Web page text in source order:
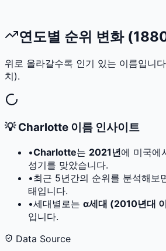
연도별 순위 변화
위로 올라갈수록 인기 있는 이름입니
치).
💡Charlotte 이름 인사이트
•Charlotte는 2021 년에 미국에
성기를 맞았습니다.
•최근 5년간의 순위를 분석해보
태입니다.
•세대별로는 α세대 (2010년대
입니다.
Data Source